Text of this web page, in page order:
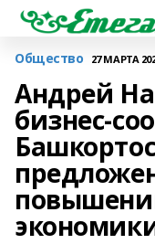
Общество 27 МАРТА
Андрей
бизнес-